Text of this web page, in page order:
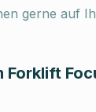
gerne auf
Forklift